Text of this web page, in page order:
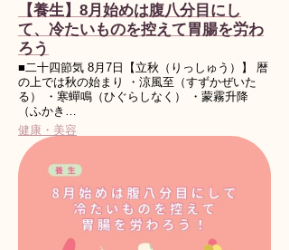
【養生】8月始めは腹八分目にし
て、冷たいものを控えて胃腸を労わ
ろう
■二十四節気 8月7日【立秋（りっしゅう）】 暦
の上では秋の始まり ・涼風至（すずかぜいた
る） ・寒蟬鳴（ひぐらしなく） ・蒙霧升降
（ふかき…
健康・美容